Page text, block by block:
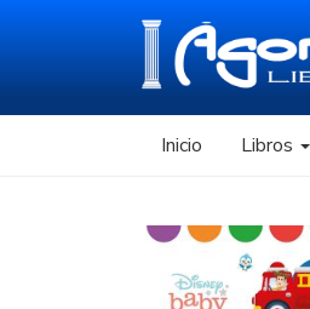
Inicio Libros